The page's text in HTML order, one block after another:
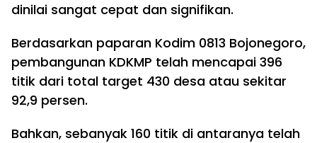
dinilai sangat cepat dan signifikan.
Berdasarkan paparan Kodim 0813 Bojonegoro,
pembangunan KDKMP telah mencapai 396
titik dari total target 430 desa atau sekitar
92,9 persen.
Bahkan, sebanyak 160 titik di antaranya telah